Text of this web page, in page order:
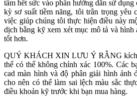
tâm hết sức vào phần hướng dẫn sử
kỳ sơ suất tiềm năng, tôi trân trọng yêu
việc giúp chúng tôi thực hiện điều này
dịch bằng kỹ xem xét mục mô tả và hình
tốt hơn.
QUÝ KHÁCH XIN LƯU Ý RẰNG kích
thể có thể không chính xác 100%. Các
cad màn hình và độ phân giải hình ảnh
cho nên có thể làm sai lệch màu sắc
điều khoản kỹ trước khi bạn mua hàng.